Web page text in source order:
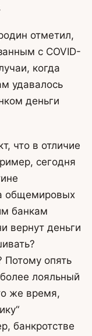
отметил,
с COVID-
когда
удавалось
деньги
что в отличие
сегодня
общемировых
банкам
вернут деньги
Потому опять
лояльный
же время,
банкротстве